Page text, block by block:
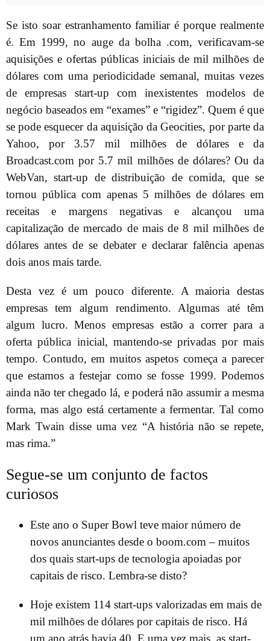
Se isto soar estranhamento familiar é porque realmente
é. Em 1999, no auge da bolha .com, verificavam-se
aquisições e ofertas públicas iniciais de mil milhões de
dólares com uma periodicidade semanal, muitas vezes
de empresas start-up com inexistentes modelos de
negócio baseados em “exames” e “rigidez”. Quem é que
se pode esquecer da aquisição da Geocities, por parte da
Yahoo, por 3.57 mil milhões de dólares e da
Broadcast.com por 5.7 mil milhões de dólares? Ou da
WebVan, start-up de distribuição de comida, que se
tornou pública com apenas 5 milhões de dólares em
receitas e margens negativas e alcançou uma
capitalização de mercado de mais de 8 mil milhões de
dólares antes de se debater e declarar falência apenas
dois anos mais tarde.
Desta vez é um pouco diferente. A maioria destas
empresas tem algum rendimento. Algumas até têm
algum lucro. Menos empresas estão a correr para a
oferta pública inicial, mantendo-se privadas por mais
tempo. Contudo, em muitos aspetos começa a parecer
que estamos a festejar como se fosse 1999. Podemos
ainda não ter chegado lá, e poderá não assumir a mesma
forma, mas algo está certamente a fermentar. Tal como
Mark Twain disse uma vez “A história não se repete,
mas rima.”
Segue-se um conjunto de factos
curiosos
Este ano o Super Bowl teve maior número de
novos anunciantes desde o boom.com – muitos
dos quais start-ups de tecnologia apoiadas por
capitais de risco. Lembra-se disto?
Hoje existem 114 start-ups valorizadas em mais de
mil milhões de dólares por capitais de risco. Há
um ano atrás havia 40. E uma vez mais, as start-